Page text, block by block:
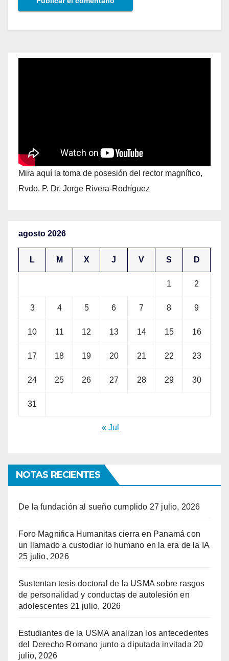
Mira aquí la toma de posesión del rector magnífico,
Rvdo. P. Dr. Jorge Rivera-Rodríguez
agosto 2026
L M X J V S D
1 2
3 4 5 6 7 8 9
10 11 12 13 14 15 16
17 18 19 20 21 22 23
24 25 26 27 28 29 30
31
« Jul
NOTAS RECIENTES
De la fundación al sueño cumplido 27 julio, 2026
Foro Magnifica Humanitas cierra en Panamá con
un llamado a custodiar lo humano en la era de la IA
25 julio, 2026
Sustentan tesis doctoral de la USMA sobre rasgos
de personalidad y conductas de autolesión en
adolescentes 21 julio, 2026
Estudiantes de la USMA analizan los antecedentes
del Derecho Romano junto a diputada invitada 20
julio, 2026